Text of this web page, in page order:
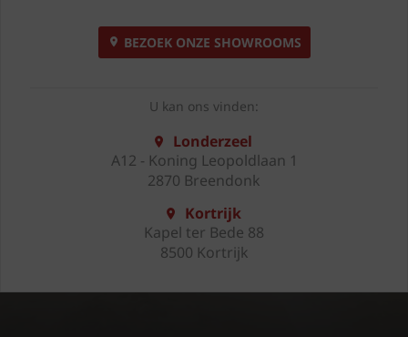
BEZOEK ONZE SHOWROOMS
U kan ons vinden:
Londerzeel
A12 - Koning Leopoldlaan 1
2870 Breendonk
Kortrijk
Kapel ter Bede 88
8500 Kortrijk